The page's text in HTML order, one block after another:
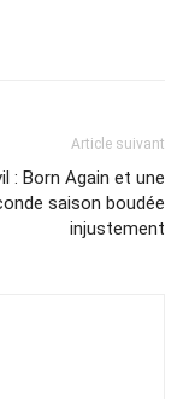
Article suivant
: Born Again et une
saison boudée
injustement